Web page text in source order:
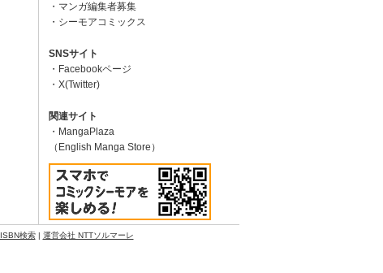
マンガ編集者募集
シーモアコミックス
SNSサイト
Facebookページ
X(Twitter)
関連サイト
MangaPlaza
（English Manga Store）
ISBN検索| 運営会社 NTTソルマーレ